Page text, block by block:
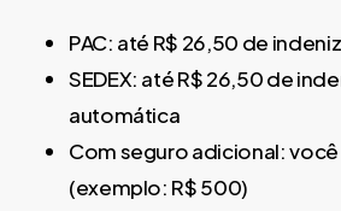
PAC: até R$ 26,50 de
SEDEX: até R$ 26,50 de
automática
Com seguro adicional:
(exemplo: R$ 500)